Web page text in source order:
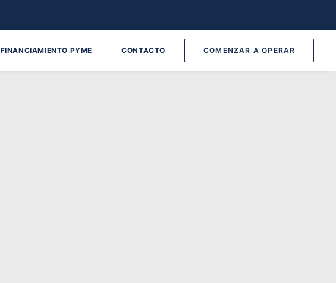
FINANCIAMIENTO PYME CONTACTO COMENZAR A OPERAR